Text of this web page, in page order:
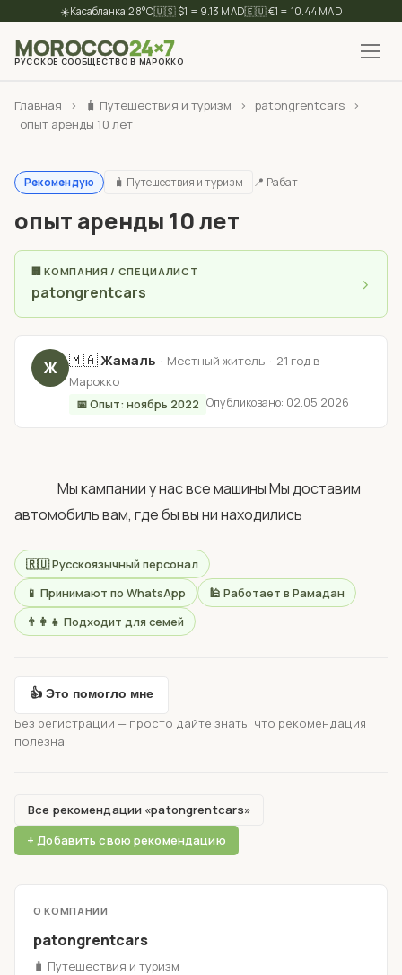
☀️ 28°C🇺🇸 $1 = 9.13 MAD🇪🇺 €1 = 10.44 MAD
MOROCCO24×7
РУССКОЕ СООБЩЕСТВО В МАРОККО
Найти ✕
Главная › 🧳 Путешествия и туризм › patongrentcars
›
опыт аренды 10 лет
Рекомендую 🧳 Путешествия и туризм 📍 Рабат
опыт аренды 10 лет
🏢 КОМПАНИЯ / СПЕЦИАЛИСТ
patongrentcars ›
Ж 🇲🇦Жамаль Местный житель
21 год в
Марокко
📅 Опыт: ноябрь 2022 Опубликовано: 02.05.2026
автомобиль вам, где бы вы ни находились
🇷🇺 Русскоязычный персонал
📱 Принимают по WhatsApp
🕌 Работает в Рамадан
👨‍👩‍👧 Подходит для семей
👍 Это помогло мне
Без регистрации — просто дайте знать, что рекомендация
полезна
Все рекомендации «patongrentcars»
+ Добавить свою рекомендацию
О КОМПАНИИ
patongrentcars
🧳 Путешествия и туризм